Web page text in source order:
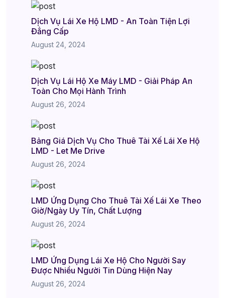
Dịch Vụ Lái Xe Hộ LMD - An Toàn Tiện Lợi
Đẳng Cấp
August 24, 2024
Dịch Vụ Lái Hộ Xe Máy LMD - Giải Pháp An
Toàn Cho Mọi Hành Trình
August 26, 2024
Bảng Giá Dịch Vụ Cho Thuê Tài Xế Lái Xe Hộ
LMD - Let Me Drive
August 26, 2024
LMD Ứng Dụng Cho Thuê Tài Xế Lái Xe Theo
Giờ/Ngày Uy Tín, Chất Lượng
August 26, 2024
LMD Ứng Dụng Lái Xe Hộ Cho Người Say
Được Nhiều Người Tin Dùng Hiện Nay
August 26, 2024